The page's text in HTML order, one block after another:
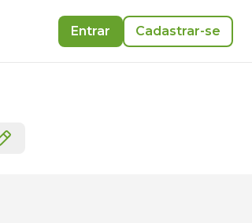
Entrar Cadastrar-se